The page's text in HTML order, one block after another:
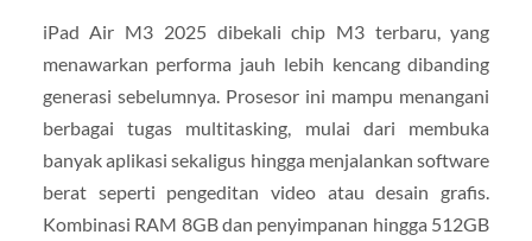
iPad Air M3 2025 dibekali chip M3 terbaru, yang
menawarkan performa jauh lebih kencang dibanding
generasi sebelumnya. Prosesor ini mampu menangani
berbagai tugas multitasking, mulai dari membuka
banyak aplikasi sekaligus hingga menjalankan software
berat seperti pengeditan video atau desain grafis.
Kombinasi RAM 8GB dan penyimpanan hingga 512GB